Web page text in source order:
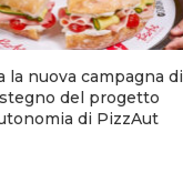
la nuova campagna di
del progetto
di PizzAut